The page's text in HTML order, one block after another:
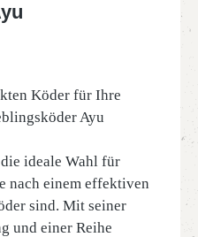
Köder für Ihre
Ayu
ideale Wahl für
nach einem effektiven
sind. Mit seiner
und einer Reihe